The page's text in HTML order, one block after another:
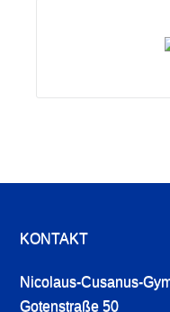
KONTAKT
Nicolaus-Cusanus-
Gotenstraße 50